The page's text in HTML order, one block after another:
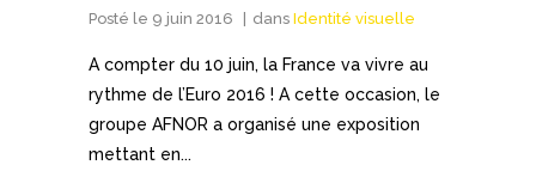
Posté le 9 juin 2016 dans Identité visuelle
A compter du 10 juin, la France va vivre au
rythme de l’Euro 2016 ! A cette occasion, le
groupe AFNOR a organisé une exposition
mettant en...